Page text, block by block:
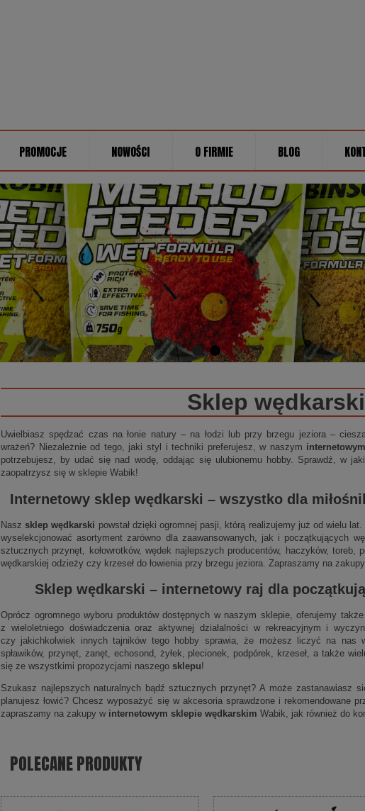
PROMOCJE NOWOŚCI O FIRMIE BLOG
Sklep wędkarski
Uwielbiasz spędzać czas na łonie natury – na łodzi lub przy brzegu jeziora –
wrażeń? Niezależnie od tego, jaki styl i techniki preferujesz, w naszym
potrzebujesz, by udać się nad wodę, oddając się ulubionemu hobby. Sprawdź, w
zaopatrzysz się w sklepie Wabik!
Internetowy sklep wędkarski – wszystko dla
Naszsklep wędkarski powstał dzięki ogromnej pasji, którą realizujemy już od wielu
wyselekcjonować asortyment zarówno dla zaawansowanych, jak i początkujących
sztucznych przynęt, kołowrotków, wędek najlepszych producentów, haczyków, toreb,
wędkarskiej odzieży czy krzeseł do łowienia przy brzegu jeziora. Zapraszamy na
Sklep wędkarski – internetowyraj dla
Oprócz ogromnego wyboru produktów dostępnych w naszym sklepie, oferujemy
z wieloletniego doświadczenia oraz aktywnej działalności w rekreacyjnym i
czy jakichkolwiek innych tajników tego hobby sprawia, że możesz liczyć na nas
spławików, przynęt, zanęt, echosond, żyłek, plecionek, podpórek, krzeseł, a także
się ze wszystkimi propozycjami naszego sklepu!
Szukasz najlepszych naturalnych bądź sztucznych przynęt? A może zastanawiasz
planujesz łowić? Chcesz wyposażyć się w akcesoria sprawdzone i rekomendowane
zapraszamy na zakupy w internetowym sklepie wędkarskim Wabik, jak również do
POLECANE PRODUKTY